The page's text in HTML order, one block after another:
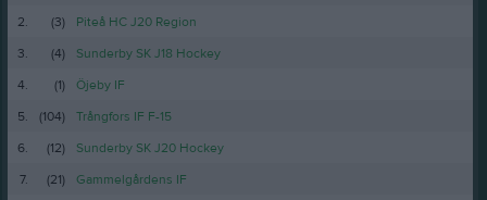
2.
(3)
Piteå HC J20 Region
3.
(4)
Sunderby SK J18 Hockey
4.
(1)
Öjeby IF
5.
(104)
Trångfors IF F-15
6.
(12)
Sunderby SK J20 Hockey
7.
(21) Gammelgårdens IF